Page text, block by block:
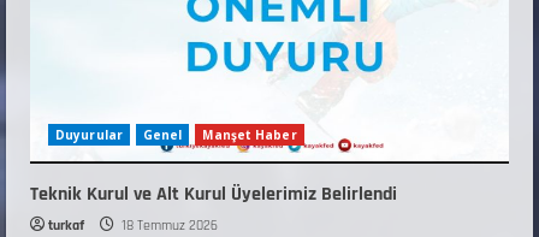
Duyurular Genel Manşet Haber
Teknik Kurul ve Alt Kurul Üyelerimiz Belirlendi
turkaf 18 Temmuz 2026